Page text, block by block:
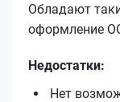
Обладают
оформление
Недостатки:
Нет